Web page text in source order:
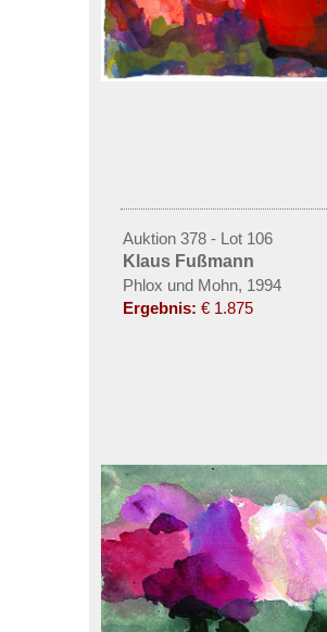
Auktion 378 - Lot 106
Klaus Fußmann
Phlox und Mohn, 1994
Ergebnis: € 1.875